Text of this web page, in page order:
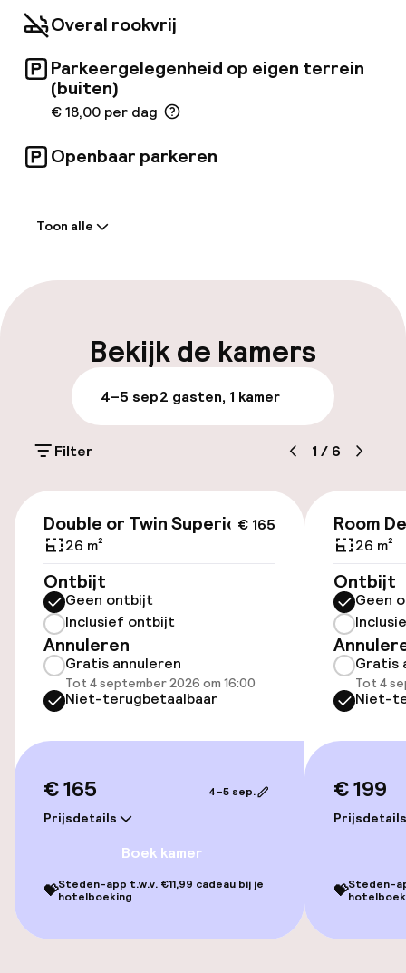
Overal rookvrij
Parkeergelegenheid op eigen terrein
(buiten)
€ 18,00 per dag
Openbaar parkeren
Vroeg inchecken mogelijk
Bagageruimte
Parkeren & mobiliteit
(buiten)
€ 18,00 per dag
Openbaar parkeren
Luchthavenshuttle
Fietsverhuur
Toegankelijkheid
Overal rolstoeltoegankelijk
Zwemmen & wellness
Ligstoelen
Toon alle
Bekijk de kamers
4–5 sep2 gasten, 1 kamer
Filter 1 / 6
€ 165
Double or Twin Superior
26 m²
Ontbijt
Geen ontbijt
Inclusief ontbijt
Annuleren
Gratis annuleren
Tot 4 september 2026 om 16:00
Niet-terugbetaalbaar
€ 165
Prijsdetails
4–5 sep.
Boek kamer
💝Steden-app t.w.v. €11,99 cadeau bij je
hotelboeking
Room
26 m²
Ontbijt
Geen
Gratis
Tot 4
Niet-
€ 199
Prijsdetails
💝Steden-